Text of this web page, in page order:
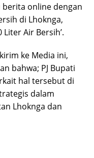
online dengan
di Lhoknga,
Liter Air Bersih’.
ke Media ini,
bahwa; PJ Bupati
hal tersebut di
dalam
Lhoknga dan